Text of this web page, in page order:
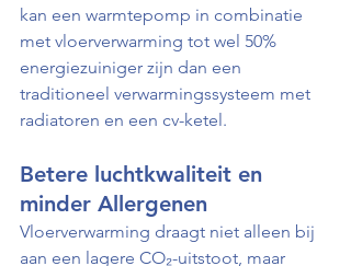
kan een warmtepomp in combinatie
met vloerverwarming tot wel 50%
energiezuiniger zijn dan een
traditioneel verwarmingssysteem met
radiatoren en een cv-ketel.
Betere luchtkwaliteit en
minder Allergenen
Vloerverwarming draagt niet alleen bij
aan een lagere CO₂-uitstoot, maar